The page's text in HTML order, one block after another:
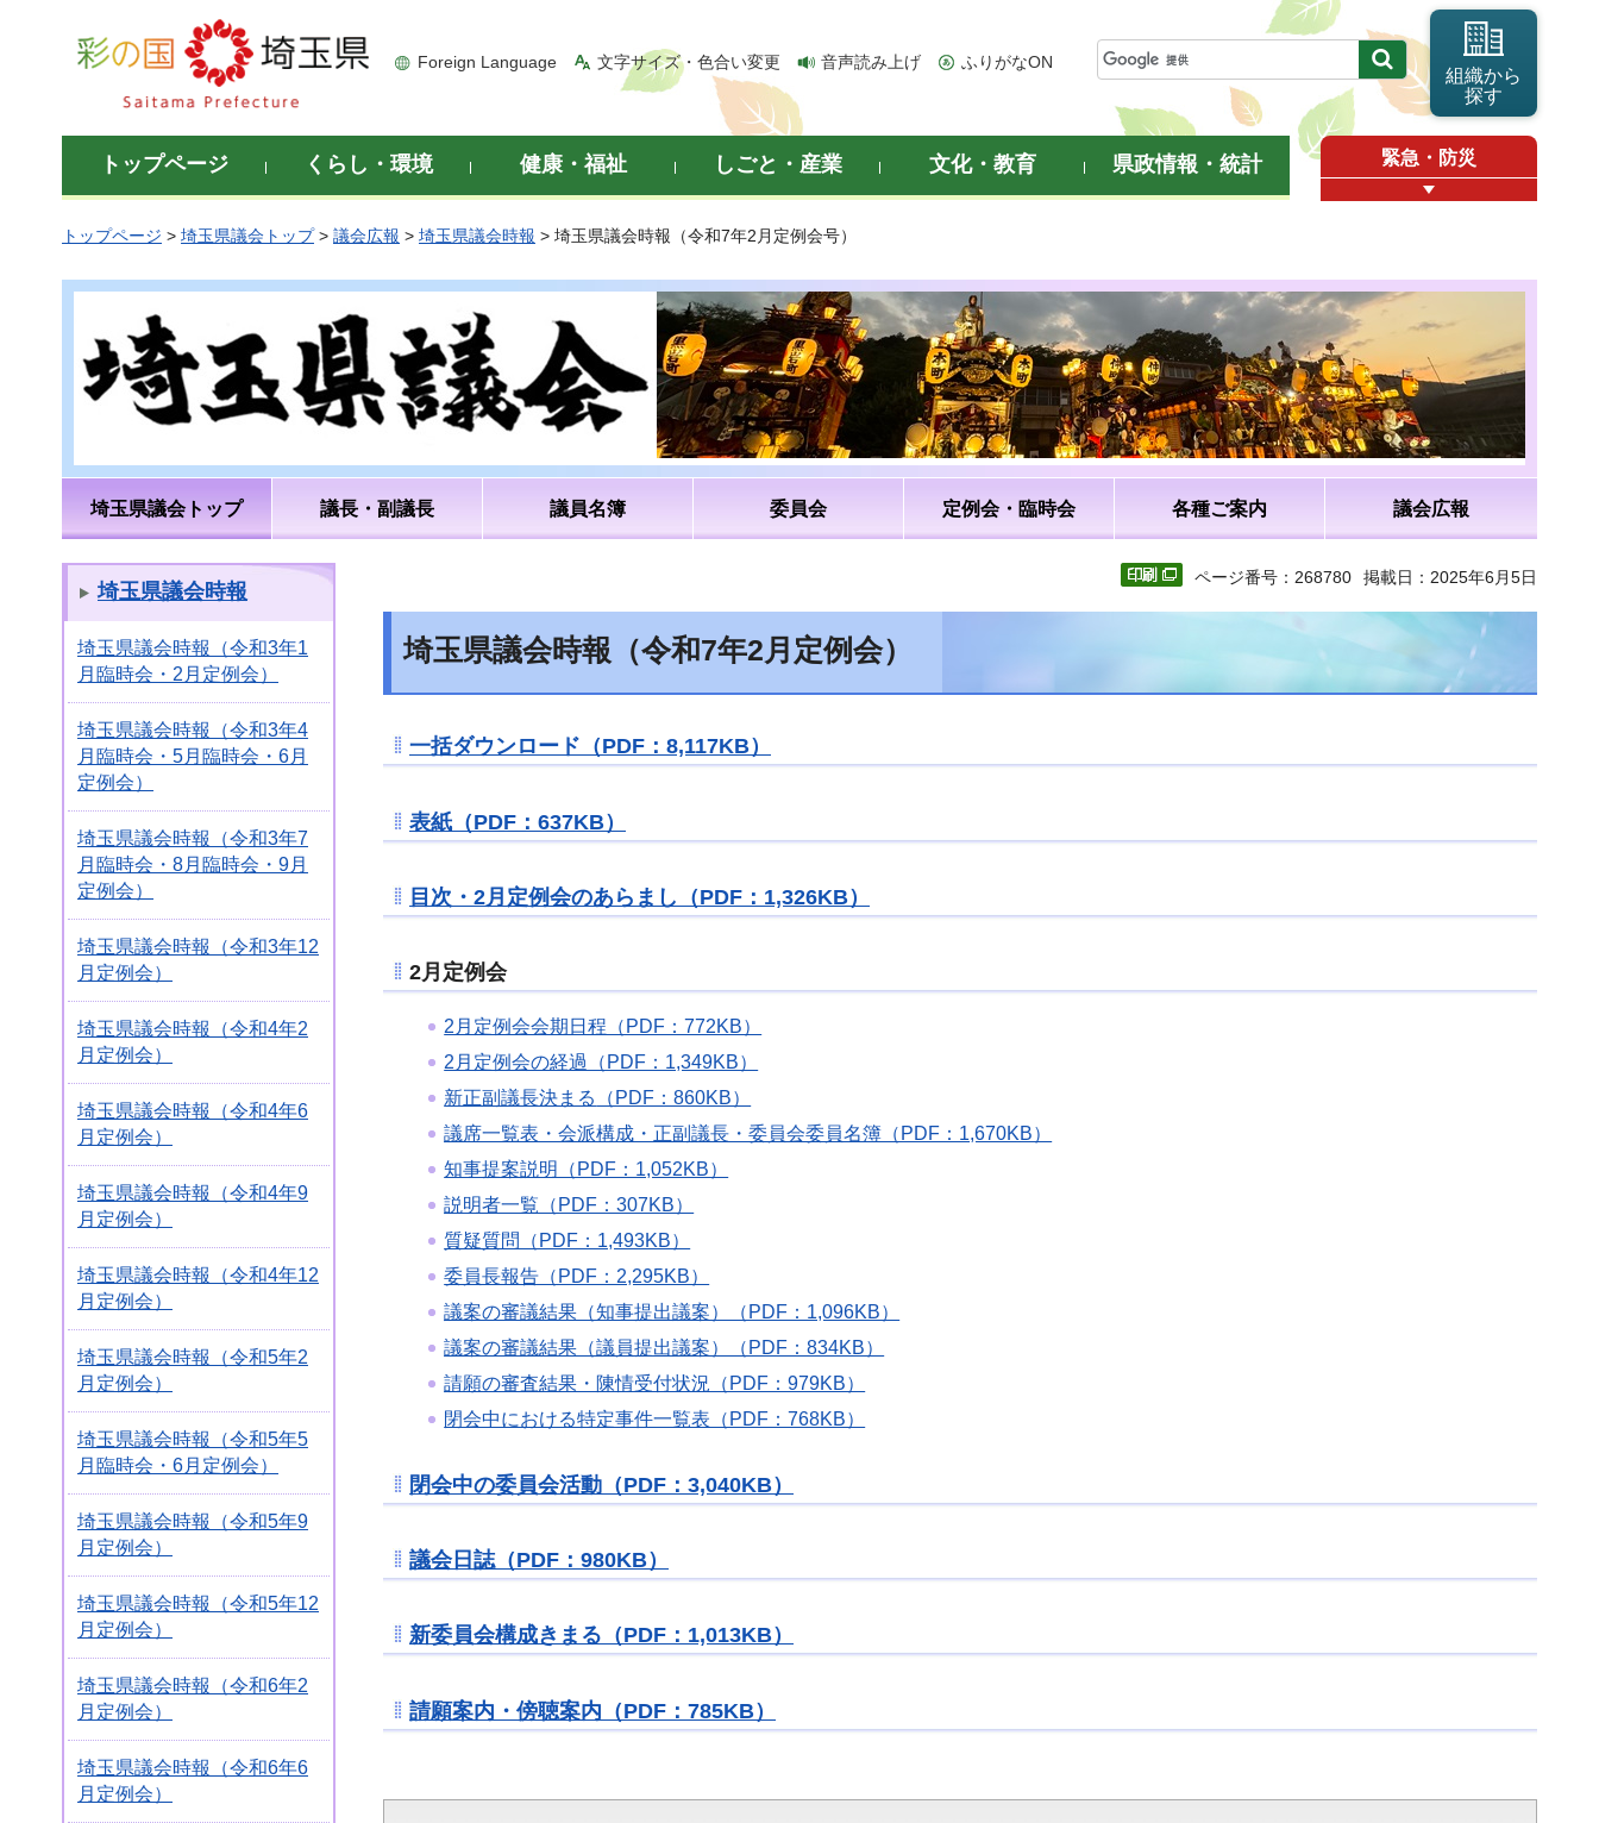
彩の国 埼玉県
Foreign Language 文字サイズ・色合い変更 音声読み上げ ふりがなON
組織から
探す
トップページ くらし・環境 健康・福祉 しごと・産業 文化・教育 県政情報・統計 緊急・防災
トップページ > 埼玉県議会トップ> 議会広報 > 埼玉県議会時報 > 埼玉県議会時報（令和7年2月定例会号）
埼玉県議会トップ 議長・副議長 議員名簿 委員会 定例会・臨時会 各種ご案内 議会広報
埼玉県議会時報
埼玉県議会時報（令和3年1
月臨時会・2月定例会）
埼玉県議会時報（令和3年4
月臨時会・5月臨時会・6月
定例会）
埼玉県議会時報（令和3年7
月臨時会・8月臨時会・9月
定例会）
埼玉県議会時報（令和3年12
月定例会）
埼玉県議会時報（令和4年2
月定例会）
埼玉県議会時報（令和4年6
月定例会）
埼玉県議会時報（令和4年9
月定例会）
埼玉県議会時報（令和4年12
月定例会）
埼玉県議会時報（令和5年2
月定例会）
埼玉県議会時報（令和5年5
月臨時会・6月定例会）
埼玉県議会時報（令和5年9
月定例会）
埼玉県議会時報（令和5年12
月定例会）
埼玉県議会時報（令和6年2
月定例会）
埼玉県議会時報（令和6年6
月定例会）
ページ番号：268780 掲載日：2025年6月5日
埼玉県議会時報（令和7年2月定例会）
一括ダウンロード（PDF：8,117KB）
表紙（PDF：637KB）
目次・2月定例会のあらまし（PDF：1,326KB）
2月定例会
2月定例会会期日程（PDF：772KB）
2月定例会の経過（PDF：1,349KB）
新正副議長決まる
（PDF：860KB）
議席一覧表・会派構成・正副議長・委員会委員名簿（PDF：1,670KB）
知事提案説明（PDF：1,052KB）
説明者一覧（PDF：307KB）
質疑質問（PDF：1,493KB）
委員長報告（PDF：2,295KB）
議案の審議結果（知事提出議案）（PDF：1,096KB）
議案の審議結果（議員提出議案）（PDF：834KB）
請願の審査結果・陳情受付状況（PDF：979KB）
閉会中における特定事件一覧表（PDF：768KB）
閉会中の委員会活動（PDF：3,040KB）
議会日誌（PDF：980KB）
新委員会構成きまる（PDF：1,013KB）
請願案内・傍聴案内（PDF：785KB）